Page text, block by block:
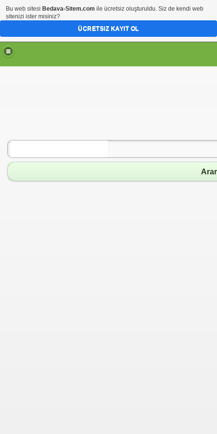
Bu web sitesi Bedava-Sitem.com ile ücretsiz oluşturuldu. Siz de kendi web
sitenizi ister misiniz?
ÜCRETSIZ KAYIT OL